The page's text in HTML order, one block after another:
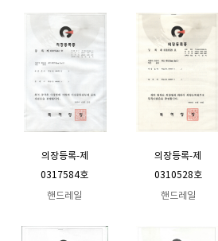
의장등록-제
0317584호
핸드레일
의장등록-제
0310528호
핸드레일